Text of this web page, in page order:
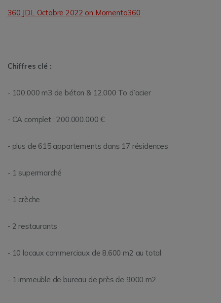
360 JDL Octobre 2022 on Momento360
Chiffres clé :
- 100.000 m3 de béton & 12.000 To d’acier
- CA complet : 200.000.000 €
- plus de 615 appartements dans 17 résidences
- 1 supermarché
- 1 crèche
- 2 restaurants
- 10 locaux commerciaux de 8.600 m2 au total
- 1 immeuble de bureau de près de 9000 m2